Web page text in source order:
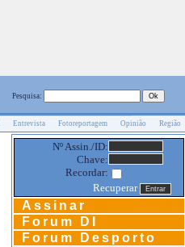
Pesquisa:
Entrevista Fotoreportagem Opinião Região
Nº Assin./ID:
Chave:
Recordar:
Recuperar
Assinar
Forum DI
Forum Desporto